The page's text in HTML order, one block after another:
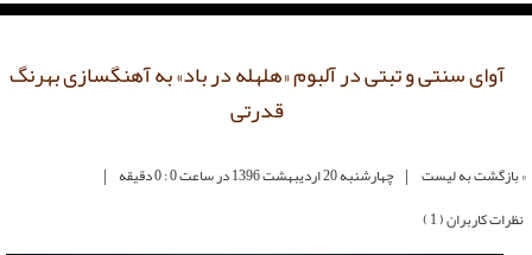
آوای سنتی و تبتی در آلبوم «هلهله در باد» به آهنگسازی بهرنگ
قدرتی
« بازگشت به لیست | چهارشنبه 20 ارديبهشت 1396 در ساعت 0 : 0 دقیقه |
نظرات کاربران ( 1 )